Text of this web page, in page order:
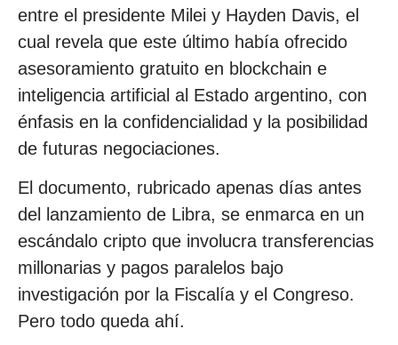
entre el presidente Milei y Hayden Davis, el
cual revela que este último había ofrecido
asesoramiento gratuito en blockchain e
inteligencia artificial al Estado argentino, con
énfasis en la confidencialidad y la posibilidad
de futuras negociaciones.
El documento, rubricado apenas días antes
del lanzamiento de Libra, se enmarca en un
escándalo cripto que involucra transferencias
millonarias y pagos paralelos bajo
investigación por la Fiscalía y el Congreso.
Pero todo queda ahí.